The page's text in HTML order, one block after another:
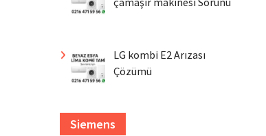
LG kombi E2 Arızası
Çözümü
Siemens